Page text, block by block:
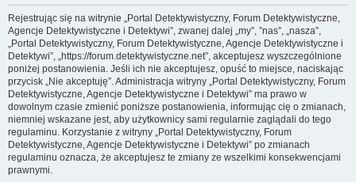
k
Rejestrując się na witrynie „Portal Detektywistyczny, Forum Detektywistyczne,
Agencje Detektywistyczne i Detektywi”, zwanej dalej „my”, ”nas”, „nasza”,
„Portal Detektywistyczny, Forum Detektywistyczne, Agencje Detektywistyczne i
Detektywi”, „https://forum.detektywistyczne.net”, akceptujesz wyszczególnione
poniżej postanowienia. Jeśli ich nie akceptujesz, opuść to miejsce, naciskając
przycisk „Nie akceptuję”. Administracja witryny „Portal Detektywistyczny, Forum
Detektywistyczne, Agencje Detektywistyczne i Detektywi” ma prawo w
dowolnym czasie zmienić poniższe postanowienia, informując cię o zmianach,
niemniej wskazane jest, aby użytkownicy sami regularnie zaglądali do tego
regulaminu. Korzystanie z witryny „Portal Detektywistyczny, Forum
Detektywistyczne, Agencje Detektywistyczne i Detektywi” po zmianach
regulaminu oznacza, że akceptujesz te zmiany ze wszelkimi konsekwencjami
prawnymi.